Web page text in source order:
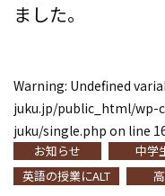
ました。
Warning: Undefined
juku.jp/public_html/
juku/single.php on line
お知らせ 中学
英語の授業にALT